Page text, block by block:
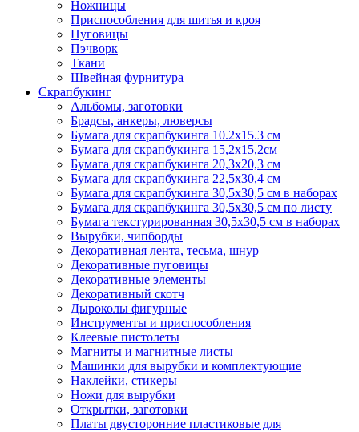
Ножницы
Приспособления для шитья и кроя
Пуговицы
Пэчворк
Ткани
Швейная фурнитура
Скрапбукинг
Альбомы, заготовки
Брадсы, анкеры, люверсы
Бумага для скрапбукинга 10.2х15.3 см
Бумага для скрапбукинга 15,2х15,2см
Бумага для скрапбукинга 20,3х20,3 см
Бумага для скрапбукинга 22,5х30,4 см
Бумага для скрапбукинга 30,5х30,5 см в наборах
Бумага для скрапбукинга 30,5х30,5 см по листу
Бумага текстурированная 30,5х30,5 см в наборах
Вырубки, чипборды
Декоративная лента, тесьма, шнур
Декоративные пуговицы
Декоративные элементы
Декоративный скотч
Дыроколы фигурные
Инструменты и приспособления
Клеевые пистолеты
Магниты и магнитные листы
Машинки для вырубки и комплектующие
Наклейки, стикеры
Ножи для вырубки
Открытки, заготовки
Платы двусторонние пластиковые для